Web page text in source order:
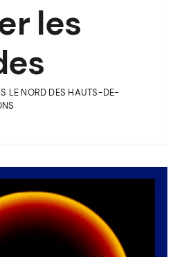
les
LE NORD DES HAUTS-DE-